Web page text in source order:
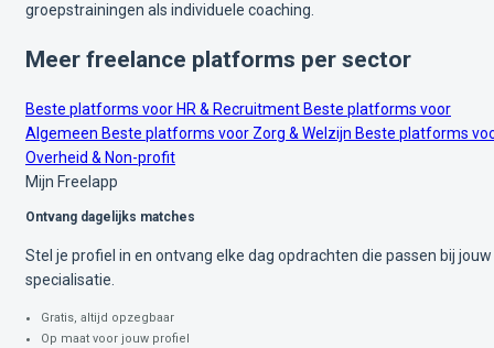
groepstrainingen als individuele coaching.
Meer freelance platforms per sector
Beste platforms voor HR & Recruitment Beste platforms voor
Algemeen Beste platforms voor Zorg & Welzijn Beste platforms
Overheid & Non-profit
Mijn Freelapp
Ontvang dagelijks matches
Stel je profiel in en ontvang elke dag opdrachten die passen bij jouw
specialisatie.
Gratis, altijd opzegbaar
Op maat voor jouw profiel